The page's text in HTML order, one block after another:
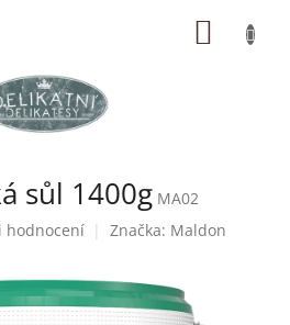
sůl 1400g MA02
hodnocení Značka: Maldon